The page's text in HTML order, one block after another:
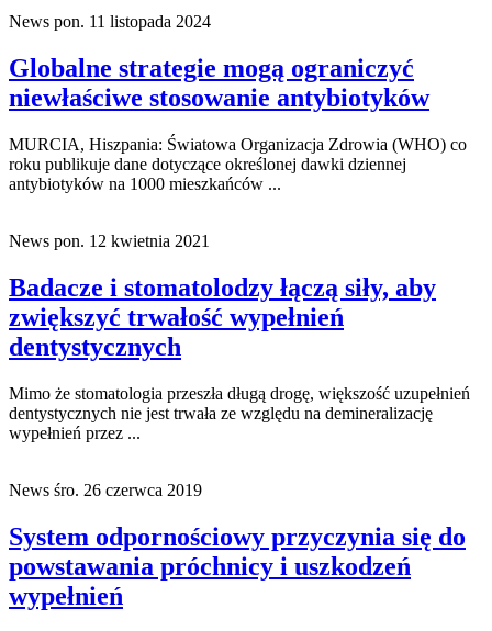
News pon. 11 listopada 2024
Globalne strategie mogą ograniczyć
niewłaściwe stosowanie antybiotyków
MURCIA, Hiszpania: Światowa Organizacja Zdrowia (WHO) co
roku publikuje dane dotyczące określonej dawki dziennej
antybiotyków na 1000 mieszkańców ...
News pon. 12 kwietnia 2021
Badacze i stomatolodzy łączą siły, aby
zwiększyć trwałość wypełnień
dentystycznych
Mimo że stomatologia przeszła długą drogę, większość uzupełnień
dentystycznych nie jest trwała ze względu na demineralizację
wypełnień przez ...
News śro. 26 czerwca 2019
System odpornościowy przyczynia się do
powstawania próchnicy i uszkodzeń
wypełnień